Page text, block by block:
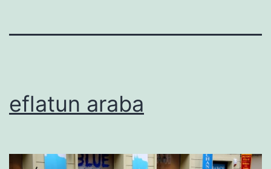
eflatun araba